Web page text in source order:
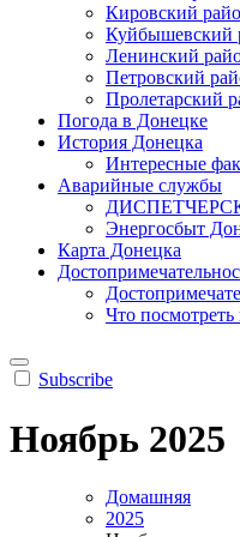
Кировский
Куйбышевский
Ленинский
Петровский
Пролетарский
Погода в Донецке
История Донецка
Интересные
Аварийные службы
Энергосбыт
Карта Донецка
Что
Subscribe
Ноябрь 2025
Домашняя
2025